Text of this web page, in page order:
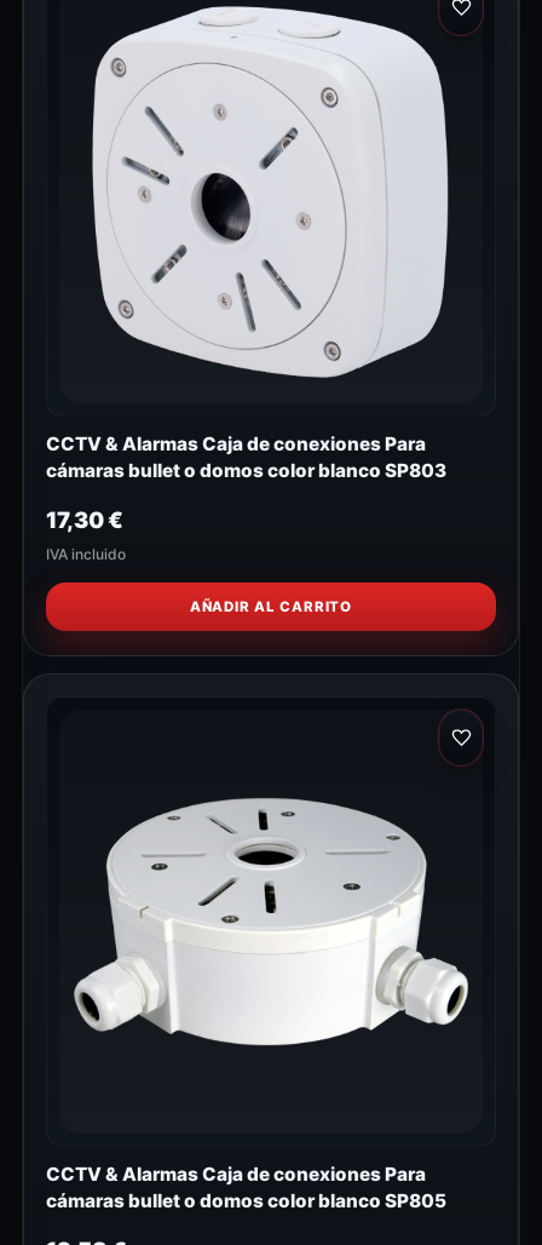
CCTV & Alarmas Caja de conexiones Para
cámaras bullet o domos color blanco SP803
17,30€
IVA incluido
AÑADIR AL CARRITO
CCTV & Alarmas Caja de conexiones Para
cámaras bullet o domos color blanco SP805